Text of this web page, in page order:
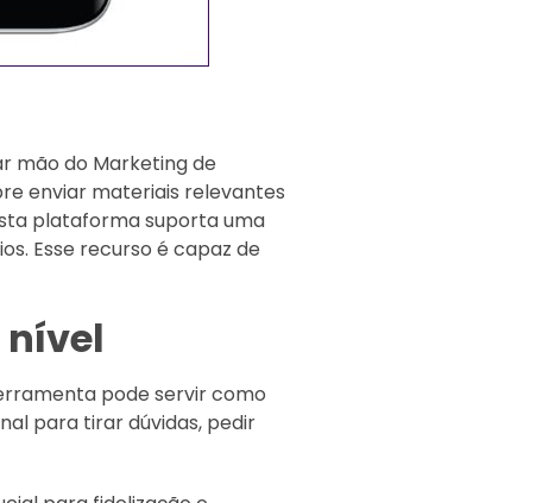
mão do Marketing de
enviar materiais relevantes
plataforma suporta uma
Esse recurso é capaz de
nível
pode servir como
para tirar dúvidas, pedir